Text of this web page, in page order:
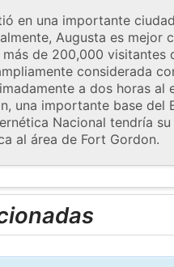
en una importante
Augusta es
de 200,000
considerada
a dos horas
una importante base del
Nacional tendría
al área de Fort Gordon.